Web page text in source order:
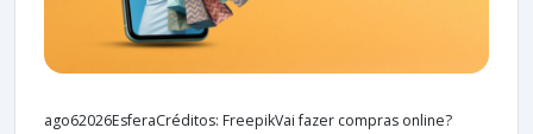
ago62026EsferaCréditos: FreepikVai fazer compras online?